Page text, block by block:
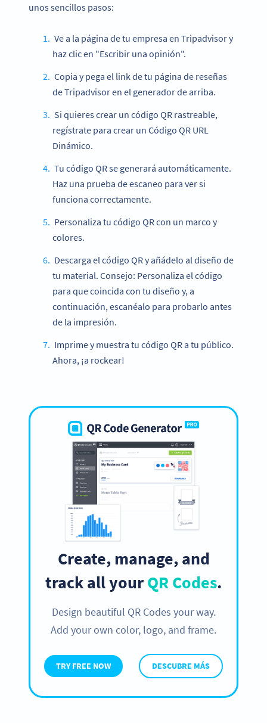
unos sencillos pasos:
Ve a la página de tu empresa en Tripadvisor y
haz clic en "Escribir una opinión".
Copia y pega el link de tu página de reseñas
de Tripadvisor en el generador de arriba.
Si quieres crear un código QR rastreable,
regístrate para crear un Código QR URL
Dinámico.
Tu código QR se generará automáticamente.
Haz una prueba de escaneo para ver si
funciona correctamente.
Personaliza tu código QR con un marco y
colores.
Descarga el código QR y añádelo al diseño de
tu material. Consejo: Personaliza el código
para que coincida con tu diseño y, a
continuación, escanéalo para probarlo antes
de la impresión.
Imprime y muestra tu código QR a tu público.
Ahora, ¡a rockear!
Create, manage, and
track all yourQR Codes.
Design beautiful QR Codes your way.
Add your own color, logo, and frame.
TRY FREE NOW DESCUBRE MÁS